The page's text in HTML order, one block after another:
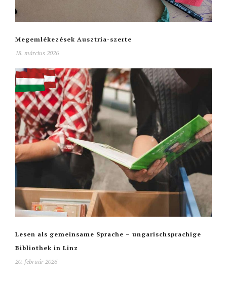
Megemlékezések Ausztria-szerte
18. március 2026
Lesen als gemeinsame Sprache – ungarischsprachige
Bibliothek in Linz
20. február 2026